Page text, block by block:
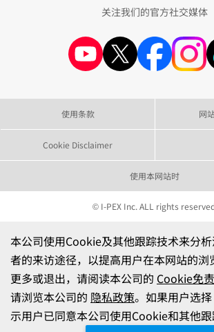
本公司使用Cookie及其他跟踪技术来分
者的来访途径，以提高用户在本网站的浏
更多或退出，请阅读本公司的 Cookie免
请浏览本公司的 隐私政策。如果用户选
示用户已同意本公司使用Cookie和其他跟
关注我们的官方社交媒体
使用条款 网
Cookie Disclaimer
使用本网站时
© I-PEX Inc. ALL rights